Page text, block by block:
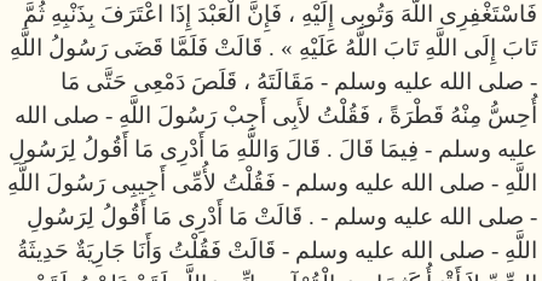
فَاسْتَغْفِرِى اللَّهَ وَتُوبِى إِلَيْهِ ، فَإِنَّ الْعَبْدَ إِذَا اعْتَرَفَ بِذَنْبِهِ ثُمَّ
تَابَ إِلَى اللَّهِ تَابَ اللَّهُ عَلَيْهِ » . قَالَتْ فَلَمَّا قَضَى رَسُولُ اللَّهِ
- صلى الله عليه وسلم - مَقَالَتَهُ ، قَلَصَ دَمْعِى حَتَّى مَا
أُحِسُّ مِنْهُ قَطْرَةً ، فَقُلْتُ لأَبِى أَجِبْ رَسُولَ اللَّهِ - صلى الله
عليه وسلم - فِيمَا قَالَ . قَالَ وَاللَّهِ مَا أَدْرِى مَا أَقُولُ لِرَسُولِ
اللَّهِ - صلى الله عليه وسلم - فَقُلْتُ لأُمِّى أَجِيبِى رَسُولَ اللَّهِ
- صلى الله عليه وسلم - . قَالَتْ مَا أَدْرِى مَا أَقُولُ لِرَسُولِ
اللَّهِ - صلى الله عليه وسلم - قَالَتْ فَقُلْتُ وَأَنَا جَارِيَةٌ حَدِيثَةُ